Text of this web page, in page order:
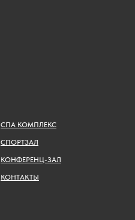
СПА КОМПЛЕКС
СПОРТЗАЛ
КОНФЕРЕНЦ-ЗАЛ
КОНТАКТЫ